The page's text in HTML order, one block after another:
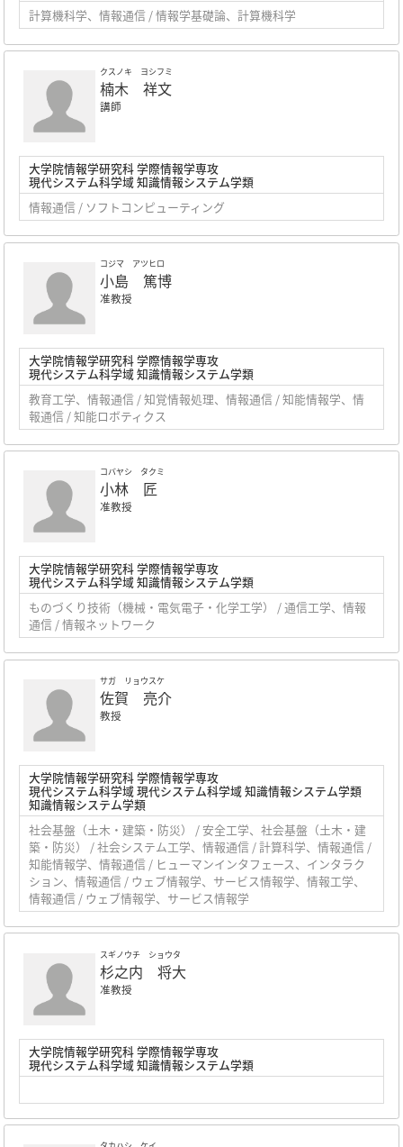
計算機科学、情報通信 / 情報学基礎論、計算機科学
クスノキ ヨシフミ
楠木 祥文
講師
大学院情報学研究科 学際情報学専攻
現代システム科学域 知識情報システム学類
情報通信 / ソフトコンピューティング
コジマ アツヒロ
小島 篤博
准教授
大学院情報学研究科 学際情報学専攻
現代システム科学域 知識情報システム学類
教育工学、情報通信 / 知覚情報処理、情報通信 / 知能情報学、情
報通信 / 知能ロボティクス
コバヤシ タクミ
小林 匠
准教授
大学院情報学研究科 学際情報学専攻
現代システム科学域 知識情報システム学類
ものづくり技術（機械・電気電子・化学工学） / 通信工学、情報
通信 / 情報ネットワーク
サガ リョウスケ
佐賀 亮介
教授
大学院情報学研究科 学際情報学専攻
現代システム科学域 現代システム科学域 知識情報システム学類
知識情報システム学類
社会基盤（土木・建築・防災） / 安全工学、社会基盤（土木・建
築・防災） / 社会システム工学、情報通信 / 計算科学、情報通信 /
知能情報学、情報通信 / ヒューマンインタフェース、インタラク
ション、情報通信 / ウェブ情報学、サービス情報学、情報工学、
情報通信 / ウェブ情報学、サービス情報学
スギノウチ ショウタ
杉之内 将大
准教授
大学院情報学研究科 学際情報学専攻
現代システム科学域 知識情報システム学類